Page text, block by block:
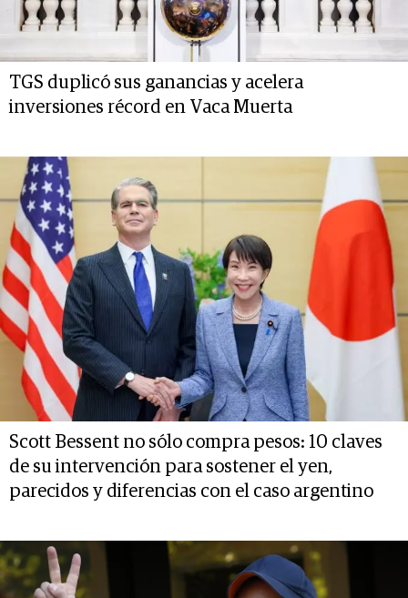
TGS duplicó sus ganancias y acelera
inversiones récord en Vaca Muerta
Scott Bessent no sólo compra pesos: 10 claves
de su intervención para sostener el yen,
parecidos y diferencias con el caso argentino